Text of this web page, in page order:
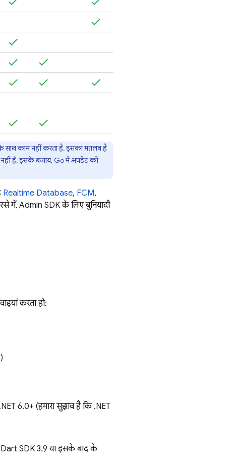
साथ काम नहीं करता है. इसका मतलब है
नहीं है. इसके बजाय, Go में अपडेट को
Realtime Database, FCM,
में, Admin SDKके लिए बुनियादी
करता हो:
6.0+ (हमारा सुझाव है कि .NET
SDK 3.9 या इसके बाद के